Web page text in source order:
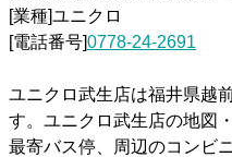
[業種]ユニクロ
[電話番号]0778-24-2691
ユニクロ武生店は福井県越
す。ユニクロ武生店の地図
最寄バス停、周辺のコンビ